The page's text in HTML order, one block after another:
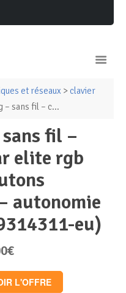
Réseaux
et réseaux > clavier
– sans fil – c...
elite rgb
autonomie
eu)
L'OFFRE